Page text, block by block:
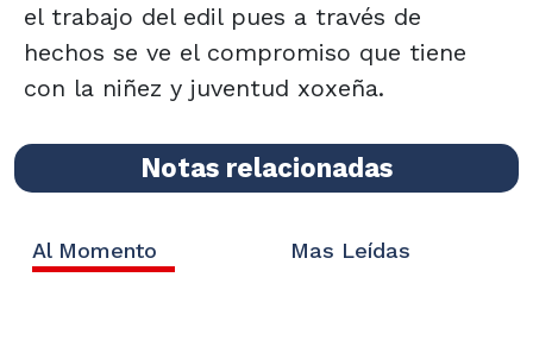
el trabajo del edil pues a través de
hechos se ve el compromiso que tiene
con la niñez y juventud xoxeña.
Notas relacionadas
Al Momento Mas Leídas